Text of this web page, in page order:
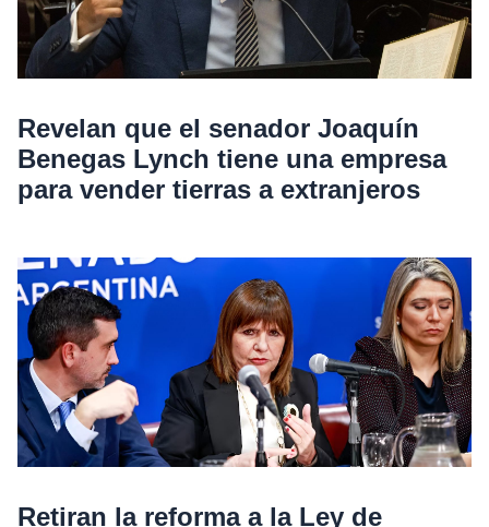
Revelan que el senador Joaquín
Benegas Lynch tiene una empresa
para vender tierras a extranjeros
Retiran la reforma a la Ley de